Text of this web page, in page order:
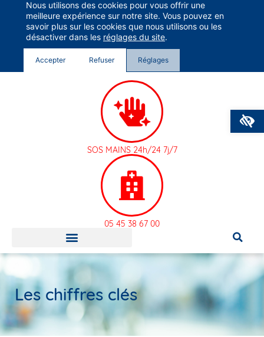
Groupe Vivalto Santé
Entre nous, la vie
SOS MAINS 24h/24 7j/7
05 45 38 67 00
Les chiffres clés
Nous utilisons des cookies pour vous offrir une
meilleure expérience sur notre site. Vous pouvez en
savoir plus sur les cookies que nous utilisons ou les
désactiver dans les réglages du site.
Accepter Refuser Réglages